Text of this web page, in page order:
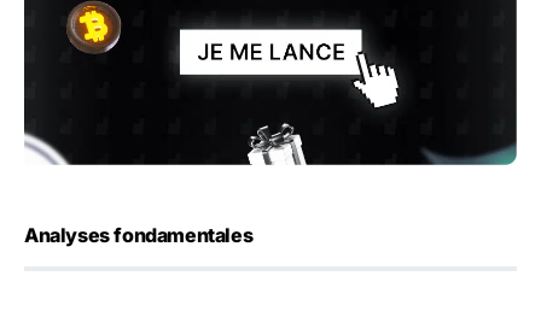
Analyses fondamentales